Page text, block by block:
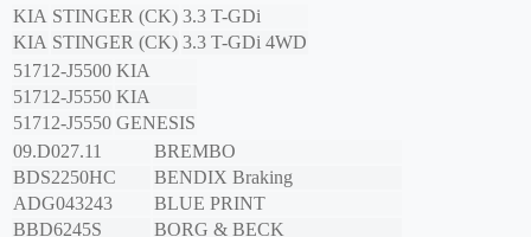
KIA STINGER (CK) 3.3 T-GDi
KIA STINGER (CK) 3.3 T-GDi 4WD
51712-J5500 KIA
51712-J5550 KIA
51712-J5550 GENESIS
09.D027.11
BREMBO
BDS2250HC
BENDIX Braking
ADG043243
BLUE PRINT
BBD6245S
BORG & BECK